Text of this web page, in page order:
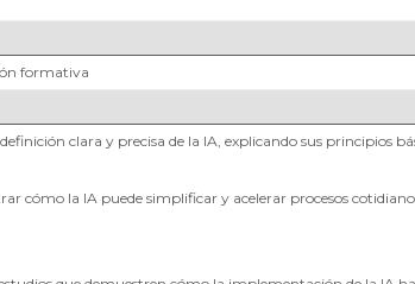
formativa
clara y precisa de la IA, explicando sus principios
cómo la IA puede simplificar y acelerar procesos